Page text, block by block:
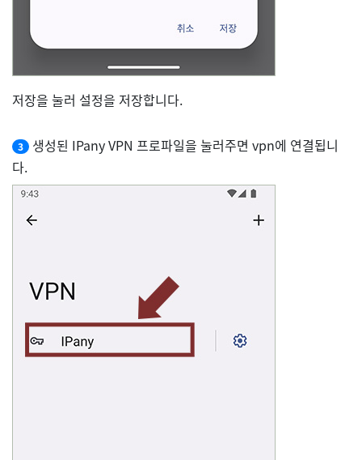
저장을 눌러 설정을 저장합니다.
3
생성된 IPany VPN 프로파일을 눌러주면 vpn에 연결됩니
다.